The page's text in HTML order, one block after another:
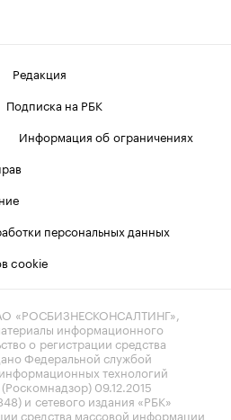
Редакция
Подписка на РБК
Информация об ограничениях
персональных данных
cookie
«РОСБИЗНЕСКОНСАЛТИНГ»,
информационного
о регистрации средства
Федеральной службой
технологий
09.12.2015
и сетевого издания «РБК»
средства массовой информации